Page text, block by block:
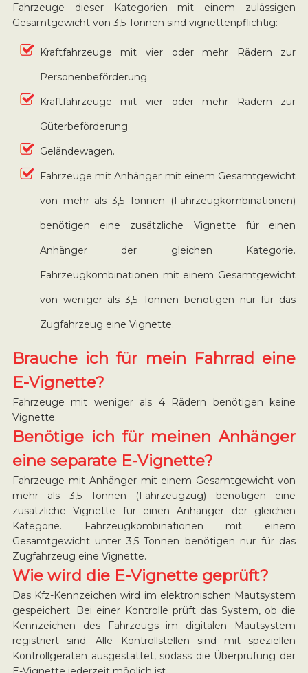
Fahrzeuge dieser Kategorien mit einem zulässigen
Gesamtgewicht von 3,5 Tonnen sind vignettenpflichtig:
Kraftfahrzeuge mit vier oder mehr Rädern zur
Personenbeförderung
Kraftfahrzeuge mit vier oder mehr Rädern zur
Güterbeförderung
Geländewagen.
Fahrzeuge mit Anhänger mit einem Gesamtgewicht
von mehr als 3,5 Tonnen (Fahrzeugkombinationen)
benötigen eine zusätzliche Vignette für einen
Anhänger der gleichen Kategorie.
Fahrzeugkombinationen mit einem Gesamtgewicht
von weniger als 3,5 Tonnen benötigen nur für das
Zugfahrzeug eine Vignette.
Brauche ich für mein Fahrrad eine
E-Vignette?
Fahrzeuge mit weniger als 4 Rädern benötigen keine
Vignette.
Benötige ich für meinen Anhänger
eine separate E-Vignette?
Fahrzeuge mit Anhänger mit einem Gesamtgewicht von
mehr als 3,5 Tonnen (Fahrzeugzug) benötigen eine
zusätzliche Vignette für einen Anhänger der gleichen
Kategorie. Fahrzeugkombinationen mit einem
Gesamtgewicht unter 3,5 Tonnen benötigen nur für das
Zugfahrzeug eine Vignette.
Wie wird die E-Vignette geprüft?
Das Kfz-Kennzeichen wird im elektronischen Mautsystem
gespeichert. Bei einer Kontrolle prüft das System, ob die
Kennzeichen des Fahrzeugs im digitalen Mautsystem
registriert sind. Alle Kontrollstellen sind mit speziellen
Kontrollgeräten ausgestattet, sodass die Überprüfung der